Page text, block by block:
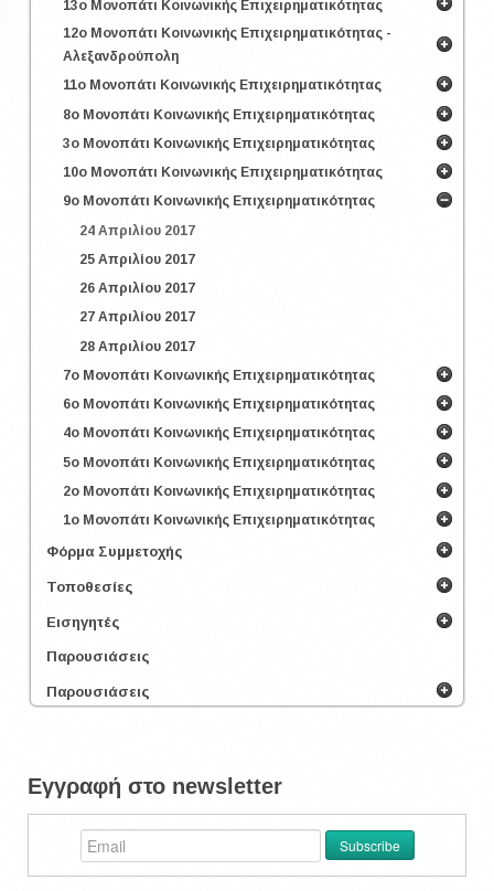
13ο Μονοπάτι Κοινωνικής Επιχειρηματικότητας
12ο Μονοπάτι Κοινωνικής Επιχειρηματικότητας -
Αλεξανδρούπολη
11ο Μονοπάτι Κοινωνικής Επιχειρηματικότητας
8ο Μονοπάτι Κοινωνικής Επιχειρηματικότητας
3ο Μονοπάτι Κοινωνικής Επιχειρηματικότητας
10ο Μονοπάτι Κοινωνικής Επιχειρηματικότητας
9ο Μονοπάτι Κοινωνικής Επιχειρηματικότητας
24 Απριλίου 2017
25 Απριλίου 2017
26 Απριλίου 2017
27 Απριλίου 2017
28 Απριλίου 2017
7ο Μονοπάτι Κοινωνικής Επιχειρηματικότητας
6ο Μονοπάτι Κοινωνικής Επιχειρηματικότητας
4ο Μονοπάτι Κοινωνικής Επιχειρηματικότητας
5ο Μονοπάτι Κοινωνικής Επιχειρηματικότητας
2ο Μονοπάτι Κοινωνικής Επιχειρηματικότητας
1ο Μονοπάτι Κοινωνικής Επιχειρηματικότητας
Φόρμα Συμμετοχής
Τοποθεσίες
Εισηγητές
Παρουσιάσεις
Παρουσιάσεις
Εγγραφή στο newsletter